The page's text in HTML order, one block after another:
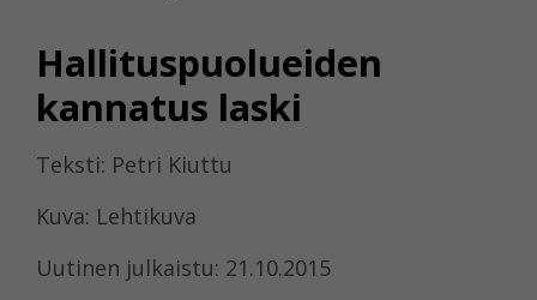
Hallituspuolueiden
kannatus laski
Teksti: Petri Kiuttu
Kuva: Lehtikuva
Uutinen julkaistu: 21.10.2015